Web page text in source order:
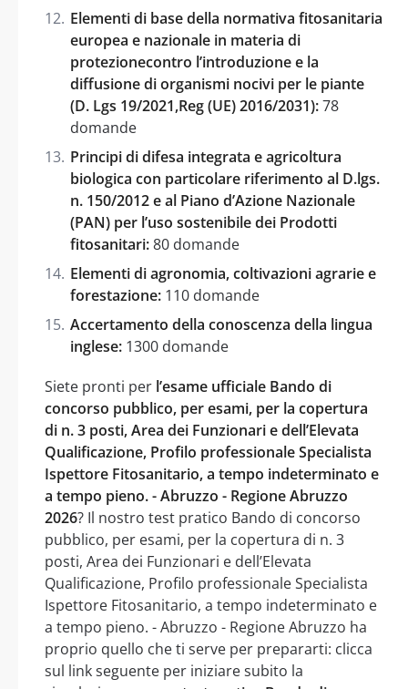
Elementi di base della normativa fitosanitaria
europea e nazionale in materia di
protezionecontro l’introduzione e la
diffusione di organismi nocivi per le piante
(D. Lgs 19/2021,Reg (UE) 2016/2031):78
domande
Principi di difesa integrata e agricoltura
biologica con particolare riferimento al D.lgs.
n. 150/2012 e al Piano d’Azione Nazionale
(PAN) per l’uso sostenibile dei Prodotti
fitosanitari:80 domande
Elementi di agronomia, coltivazioni agrarie e
forestazione: 110 domande
Accertamento della conoscenza della lingua
inglese: 1300 domande
Siete pronti per l’esame ufficiale Bando di
concorso pubblico, per esami, per la copertura
di n. 3 posti, Area dei Funzionari e dell’Elevata
Qualificazione, Profilo professionale Specialista
Ispettore Fitosanitario, a tempo indeterminato e
a tempo pieno. - Abruzzo - Regione Abruzzo
2026? Il nostro test pratico Bando di concorso
pubblico, per esami, per la copertura di n. 3
posti, Area dei Funzionari e dell’Elevata
Qualificazione, Profilo professionale Specialista
Ispettore Fitosanitario, a tempo indeterminato e
a tempo pieno. - Abruzzo - Regione Abruzzo ha
proprio quello che ti serve per prepararti: clicca
sul link seguente per iniziare subito la